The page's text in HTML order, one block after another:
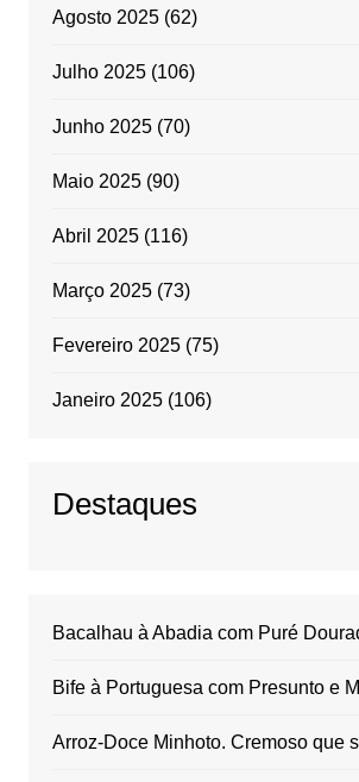
Agosto 2025(62)
Julho 2025(106)
Junho 2025(70)
Maio 2025(90)
Abril 2025(116)
Março 2025(73)
Fevereiro 2025(75)
Janeiro 2025(106)
Destaques
Bacalhau à Abadia com Puré
Bife à Portuguesa com Presunto e
Arroz-Doce Minhoto. Cremoso que